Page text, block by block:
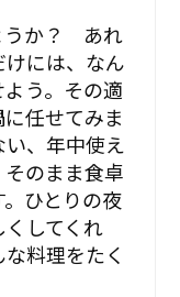
うか？ あれ
には、なん
う。その適
任せてみま
、年中使え
のまま食卓
ひとりの夜
してくれ
料理をたく